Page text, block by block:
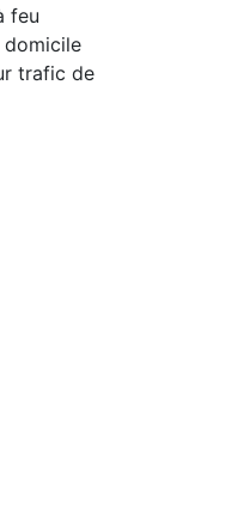
feu
domicile
trafic de